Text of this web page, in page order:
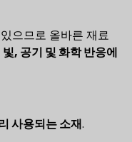
으므로 올바른 재료
빛, 공기 및 화학 반응에
사용되는 소재.